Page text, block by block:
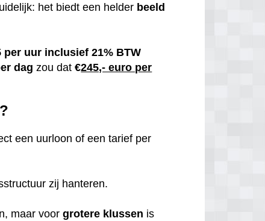
het biedt een helder beeld
per uur inclusief 21% BTW
dag zou dat€245,- euro per
een uurloon of een tarief per
zij hanteren.
maar voorgrotere klussen is